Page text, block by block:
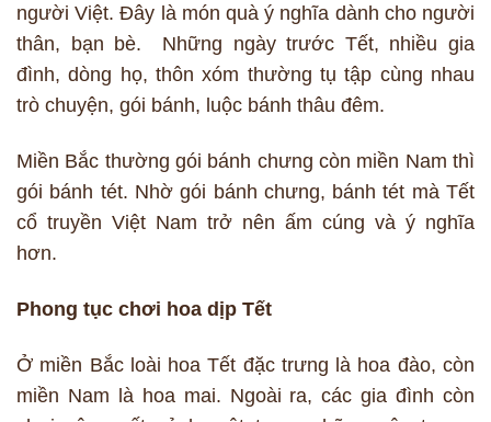
người Việt. Đây là món quà ý nghĩa dành cho người
thân, bạn bè. Những ngày trước Tết, nhiều gia
đình, dòng họ, thôn xóm thường tụ tập cùng nhau
trò chuyện, gói bánh, luộc bánh thâu đêm.
Miền Bắc thường gói bánh chưng còn miền Nam thì
gói bánh tét. Nhờ gói bánh chưng, bánh tét mà Tết
cổ truyền Việt Nam trở nên ấm cúng và ý nghĩa
hơn.
Phong tục chơi hoa dịp Tết
Ở miền Bắc loài hoa Tết đặc trưng là hoa đào, còn
miền Nam là hoa mai. Ngoài ra, các gia đình còn